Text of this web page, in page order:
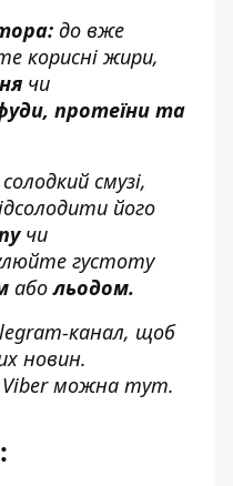
до вже
корисні жири,
чи
протеїни та
смузі,
його
чи
густоту
абольодом.
канал, щоб
новин.
Viber можна тут.